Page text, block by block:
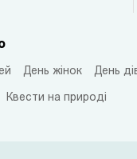
День жінок День
Квести на природі